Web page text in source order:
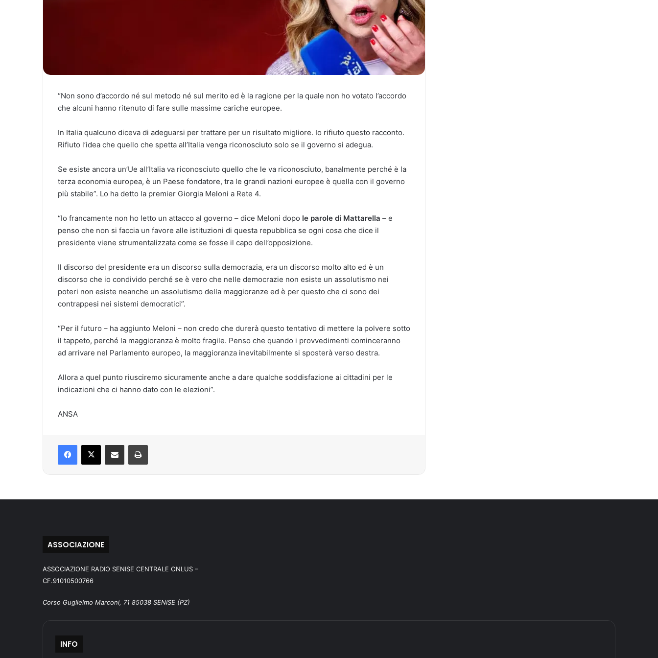
“Non sono d’accordo né sul metodo né sul merito ed è la ragione per la quale non ho votato l’accordo
che alcuni hanno ritenuto di fare sulle massime cariche europee.
In Italia qualcuno diceva di adeguarsi per trattare per un risultato migliore. Io rifiuto questo racconto.
Rifiuto l’idea che quello che spetta all’Italia venga riconosciuto solo se il governo si adegua.
Se esiste ancora un’Ue all’Italia va riconosciuto quello che le va riconosciuto, banalmente perché è la
terza economia europea, è un Paese fondatore, tra le grandi nazioni europee è quella con il governo
più stabile”. Lo ha detto la premier Giorgia Meloni a Rete 4.
“Io francamente non ho letto un attacco al governo – dice Meloni dopo le parole di Mattarella – e
penso che non si faccia un favore alle istituzioni di questa repubblica se ogni cosa che dice il
presidente viene strumentalizzata come se fosse il capo dell’opposizione.
Il discorso del presidente era un discorso sulla democrazia, era un discorso molto alto ed è un
discorso che io condivido perché se è vero che nelle democrazie non esiste un assolutismo nei
poteri non esiste neanche un assolutismo della maggioranze ed è per questo che ci sono dei
contrappesi nei sistemi democratici”.
“Per il futuro – ha aggiunto Meloni – non credo che durerà questo tentativo di mettere la polvere sotto
il tappeto, perché la maggioranza è molto fragile. Penso che quando i provvedimenti cominceranno
ad arrivare nel Parlamento europeo, la maggioranza inevitabilmente si sposterà verso destra.
Allora a quel punto riusciremo sicuramente anche a dare qualche soddisfazione ai cittadini per le
indicazioni che ci hanno dato con le elezioni”.
ANSA
ASSOCIAZIONE
ASSOCIAZIONE RADIO SENISE CENTRALE ONLUS –
CF.91010500766
Corso Guglielmo Marconi, 71 85038 SENISE (PZ)
INFO